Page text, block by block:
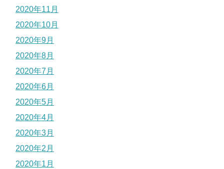
2020年11月
2020年10月
2020年9月
2020年8月
2020年7月
2020年6月
2020年5月
2020年4月
2020年3月
2020年2月
2020年1月